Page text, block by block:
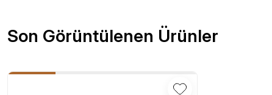
Ürün açıklamasında eksik bilgiler bulunuyor.
Ürün fiyatı diğer sitelerden daha pahalı.
2 gün içinde teslim edildi. Teşekkürler Tedi.
Son Görüntülenen Ürünler